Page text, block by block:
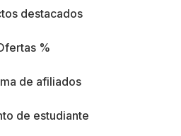
destacados
%
de afiliados
de estudiante